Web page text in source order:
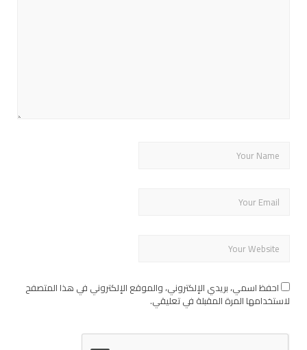
احفظ اسمي، بريدي الإلكتروني، والموقع الإلكتروني في هذا المتصفح
لاستخدامها المرة المقبلة في تعليقي.